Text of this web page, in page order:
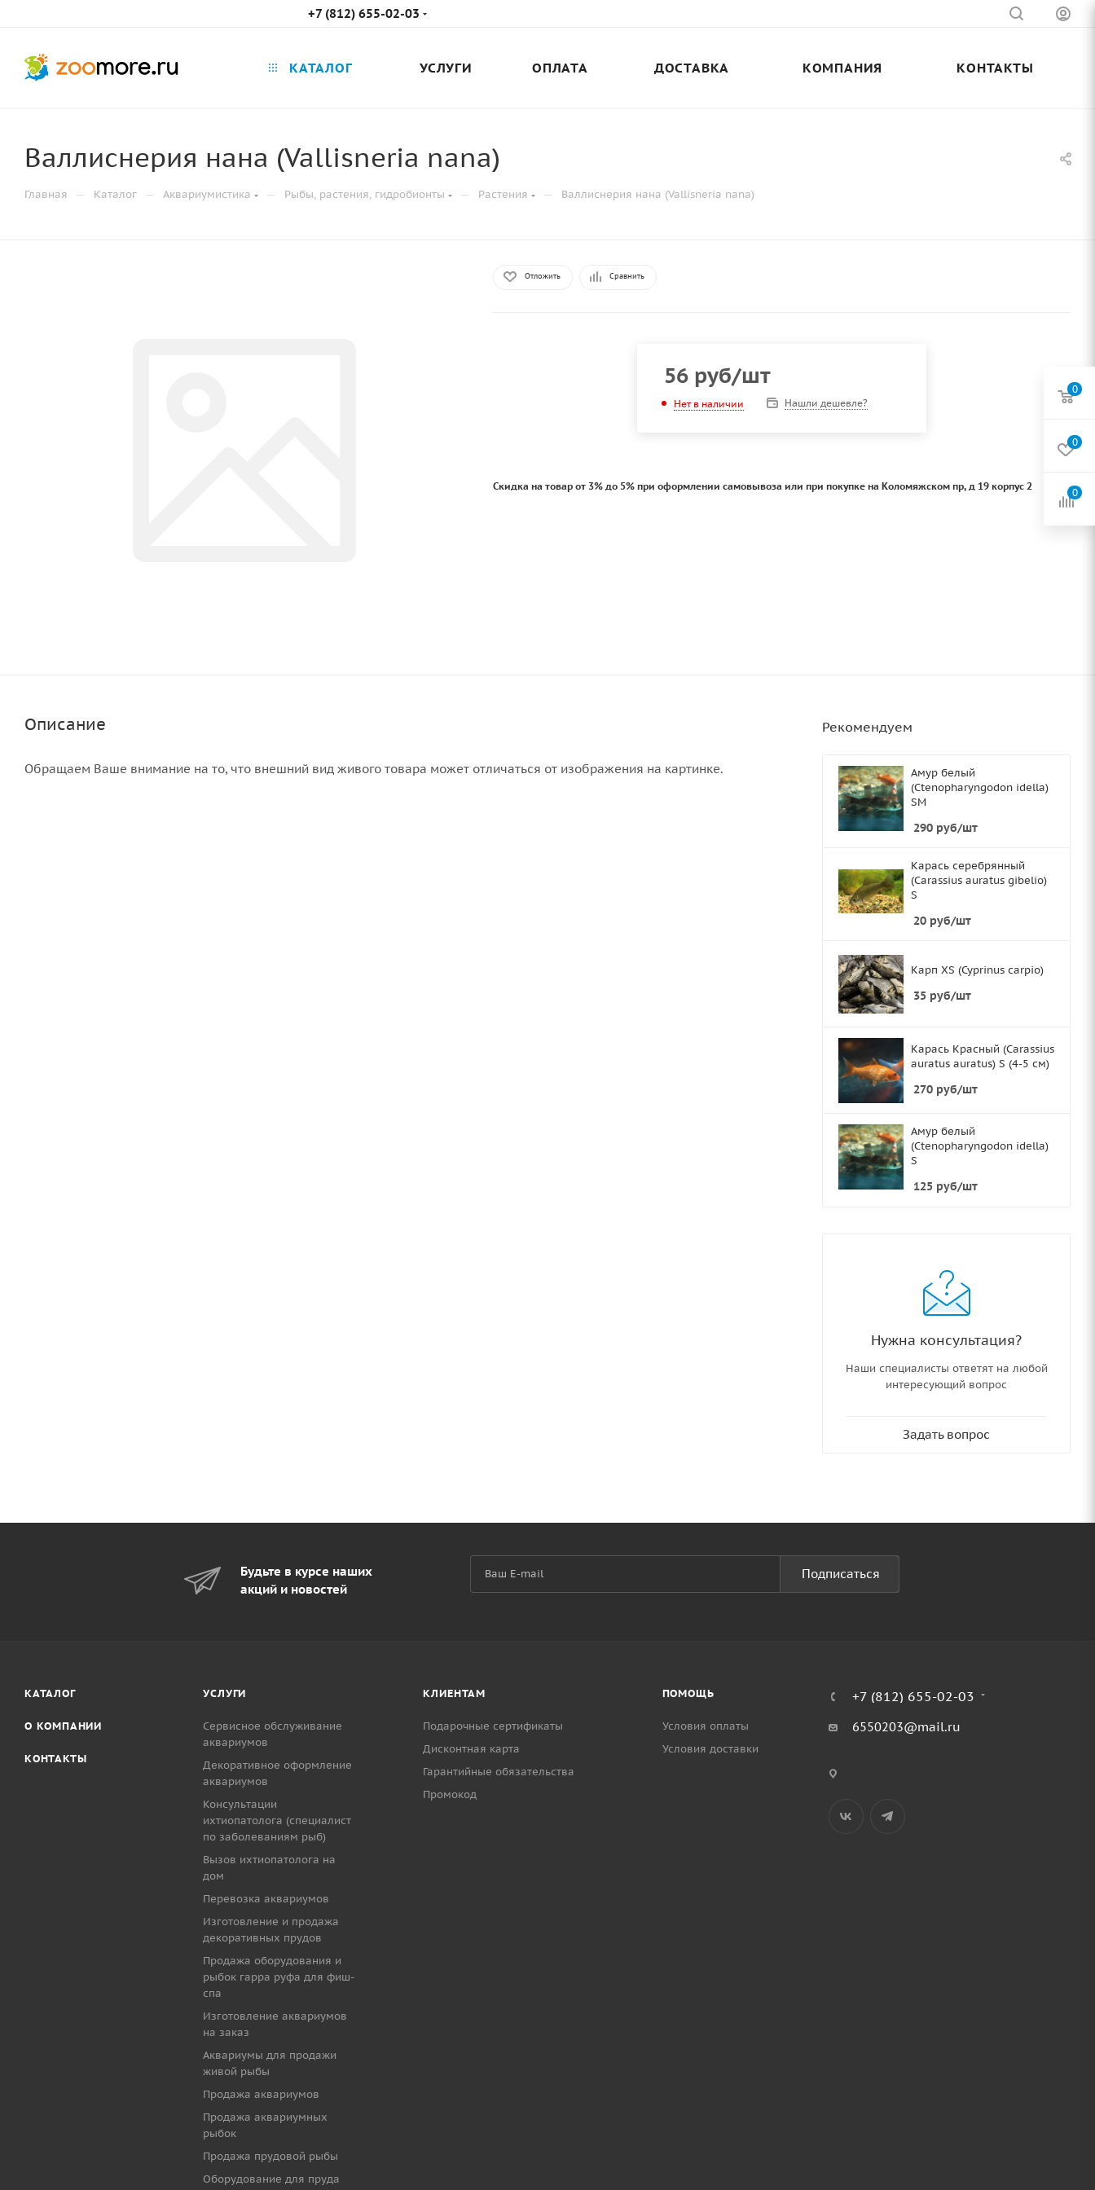
+7 (812) 655-02-03
КАТАЛОГ УСЛУГИ ОПЛАТА ДОСТАВКА КОМПАНИЯ КОНТАКТЫ
Валлиснерия нана (Vallisneria nana)
Главная — Каталог — Аквариумистика — Рыбы, растения, гидробионты — Растения — Валлиснерия нана (Vallisneria nana)
Отложить Сравнить
56 руб/шт
Нет в наличии Нашли дешевле?
Скидка на товар от 3% до 5% при оформлении самовывоза или при покупке на Коломяжском пр, д 19 корпус 2
Описание
Обращаем Ваше внимание на то, что внешний вид живого товара может отличаться от изображения на картинке.
Рекомендуем
Амур белый
(Ctenopharyngodon idella)
SМ
290 руб/шт
Карась серебрянный
(Carassius auratus gibelio)
S
20 руб/шт
Карп XS (Cyprinus carpio)
35 руб/шт
Карась Красный (Carassius
auratus auratus) S (4-5 см)
270 руб/шт
Амур белый
(Ctenopharyngodon idella)
S
125 руб/шт
Нужна консультация?
Наши специалисты ответят на любой
интересующий вопрос
Задать вопрос
Будьте в курсе наших
акций и новостей
Подписаться
КАТАЛОГ
О КОМПАНИИ
КОНТАКТЫ
УСЛУГИ
Сервисное обслуживание
аквариумов
Декоративное оформление
аквариумов
Консультации
ихтиопатолога (специалист
по заболеваниям рыб)
Вызов ихтиопатолога на
дом
Перевозка аквариумов
Изготовление и продажа
декоративных прудов
Продажа оборудования и
рыбок гарра руфа для фиш-
спа
Изготовление аквариумов
на заказ
Аквариумы для продажи
живой рыбы
Продажа аквариумов
Продажа аквариумных
рыбок
Продажа прудовой рыбы
Оборудование для пруда
КЛИЕНТАМ
Подарочные сертификаты
Дисконтная карта
Гарантийные обязательства
Промокод
ПОМОЩЬ
Условия оплаты
Условия доставки
+7 (812) 655-02-03
6550203@mail.ru
0
0
0